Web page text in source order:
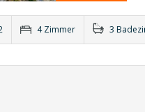
4 Zimmer 3